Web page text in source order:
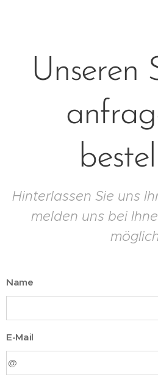
Unseren
Hinterlassen Sie uns
melden uns bei
Name
E-Mail